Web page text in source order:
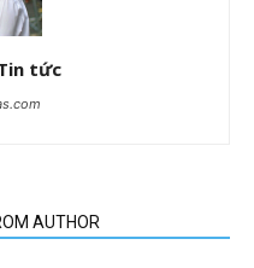
tức
AUTHOR